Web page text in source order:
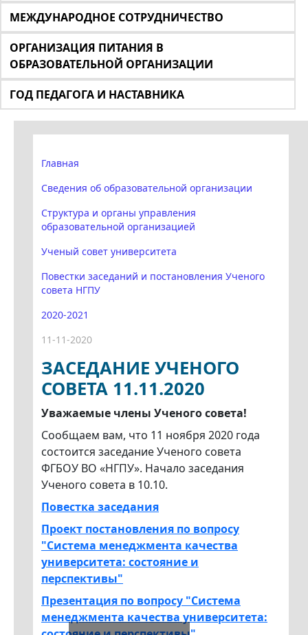
МЕЖДУНАРОДНОЕ СОТРУДНИЧЕСТВО
ОРГАНИЗАЦИЯ ПИТАНИЯ В
ОБРАЗОВАТЕЛЬНОЙ ОРГАНИЗАЦИИ
ГОД ПЕДАГОГА И НАСТАВНИКА
Главная
Сведения об образовательной организации
Структура и органы управления
образовательной организацией
Ученый совет университета
Повестки заседаний и постановления Ученого
совета НГПУ
2020-2021
11-11-2020
ЗАСЕДАНИЕ УЧЕНОГО
СОВЕТА 11.11.2020
Уважаемые члены Ученого совета!
Сообщаем вам, что 11 ноября 2020 года
состоится заседание Ученого совета
ФГБОУ ВО «НГПУ». Начало заседания
Ученого совета в 10.10.
Повестка заседания
Проект постановления по вопросу
"Система менеджмента качества
университета: состояние и
перспективы"
Презентация по вопросу "Система
менеджмента качества университета: